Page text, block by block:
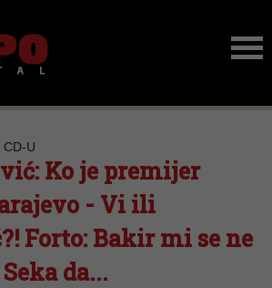
CD-U
Ko je premijer
- Vi ili
Forto: Bakir mi se ne
da...